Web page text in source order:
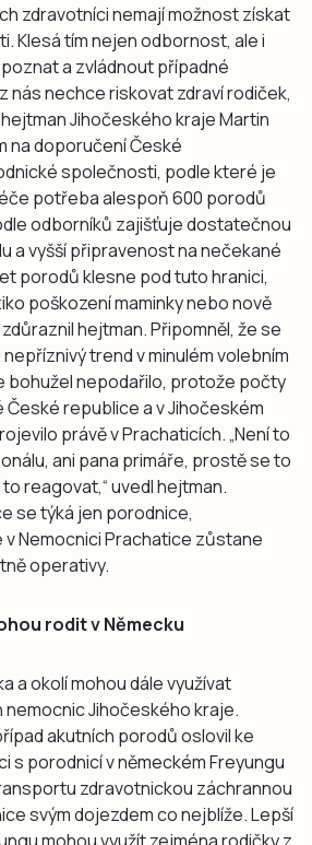
zdravotníci nemají možnost získat
Klesá tím nejen odbornost, ale i
a zvládnout případné
nás nechce riskovat zdraví rodiček,
hejtman Jihočeského kraje Martin
na doporučení České
společnosti, podle které je
potřeba alespoň 600 porodů
odborníků zajišťuje dostatečnou
a vyšší připravenost na nečekané
porodů klesne pod tuto hranici,
poškození maminky nebo nově
hejtman. Připomněl, že se
trend v minulém volebním
bohužel nepodařilo, protože počty
České republice a v Jihočeském
právě v Prachaticích. „Není to
ani pana primáře, prostě se to
reagovat,“ uvedl hejtman.
se týká jen porodnice,
Nemocnici Prachatice zůstane
operativy.
rodit v Německu
a okolí mohou dále využívat
Jihočeského kraje.
akutních porodů oslovil ke
s porodnicí v německém Freyungu
zdravotnickou záchrannou
svým dojezdem co nejblíže. Lepší